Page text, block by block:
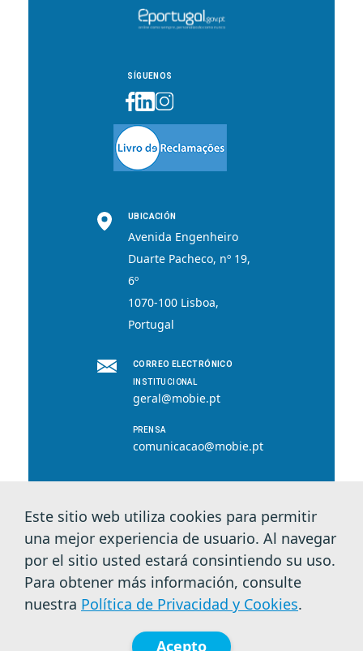
SÍGUENOS
UBICACIÓN
Avenida Engenheiro
Duarte Pacheco, nº 19,
6º
1070-100 Lisboa,
Portugal
CORREO ELECTRÓNICO
INSTITUCIONAL
geral@mobie.pt
PRENSA
comunicacao@mobie.pt
© 2026 MOBI.E. Todos los derechos
reservados.
Política de Privacidad y Cookies
Este sitio web utiliza cookies para permitir
una mejor experiencia de usuario. Al navegar
por el sitio usted estará consintiendo su uso.
Para obtener más información, consulte
nuestra Política de Privacidad y Cookies.
Acepto